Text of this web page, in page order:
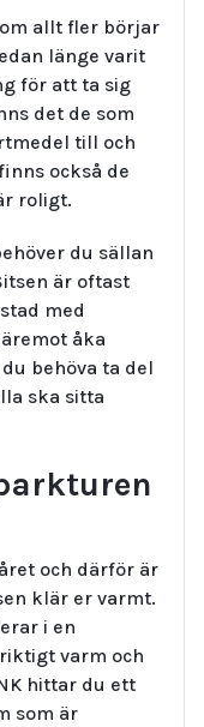
allt fler börjar
länge varit
för att ta sig
det de som
till och
också de
roligt.
du sällan
är oftast
med
åka
behöva ta del
ska sitta
och därför är
klär er varmt.
i en
varm och
hittar du ett
som är